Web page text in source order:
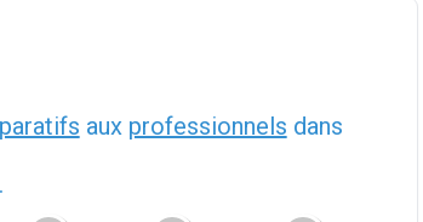
aux professionnels dans